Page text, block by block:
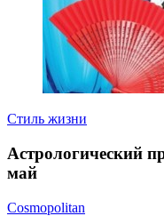
Стиль жизни
Астрологический
май
Cosmopolitan